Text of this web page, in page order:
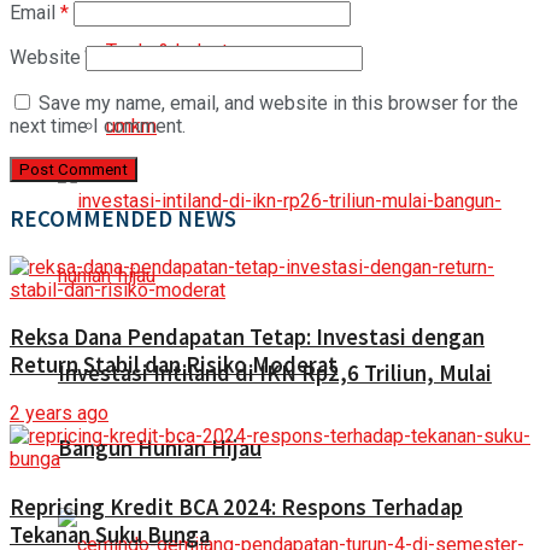
Trade & Industry
umkm
Investasi Intiland di IKN Rp2,6 Triliun, Mulai
Bangun Hunian Hijau
Email *
Website
Save my name, email, and website in this browser for the
next time I comment.
RECOMMENDED NEWS
Reksa Dana Pendapatan Tetap: Investasi dengan
Return Stabil dan Risiko Moderat
2 years ago
Repricing Kredit BCA 2024: Respons Terhadap
Tekanan Suku Bunga